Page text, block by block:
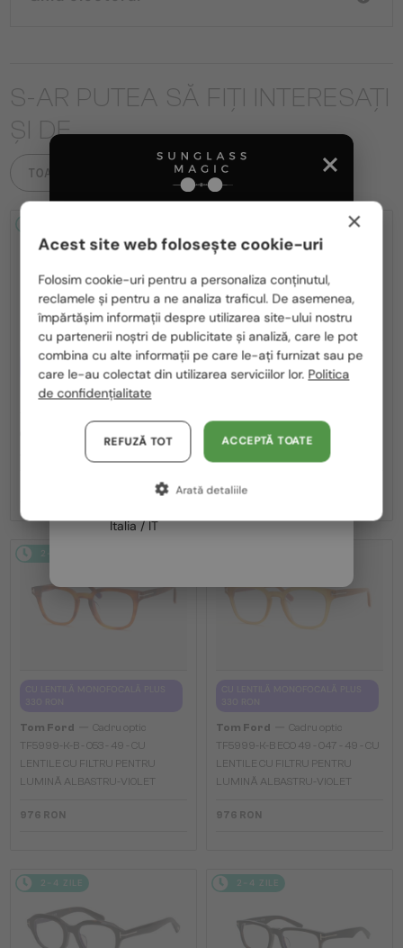
S-AR PUTEA SĂ FIȚI INTERESAȚI
ȘI DE
TOATE PRODUSELE
CU LENTILĂ MONOFOCALĂ PLUS
330 RON
Tom Ford—Cadru optic
CU FILTRU PENTRU LUMINĂ
ALBASTRU-VIOLET
CU LENTILĂ MONOFOCALĂ PLUS
330 RON
LENTILE CU FILTRU PENTRU
LUMINĂ ALBASTRU-VIOLET
976 RON
2-4 ZILE
Tom Ford
Cadru optic
TF5999-K-B - 053 - 49 - CU
LENTILE CU FILTRU PENTRU
LUMINĂ ALBASTRU-VIOLET
976 RON
Tom Ford
Cadru optic
TF5999-K-B ECO 49 - 047 - 49 - CU
LENTILE CU FILTRU PENTRU
LUMINĂ ALBASTRU-VIOLET
976 RON
2-4 ZILE 2-4 ZILE
România / RO
Polska / PL
Magyarország / HU
United Arab Emirates / EN
Austria / AT
Germania / DE
Franța / FR
Italia / IT
×
Acest site web folosește cookie-uri
Folosim cookie-uri pentru a personaliza conținutul,
reclamele și pentru a ne analiza traficul. De asemenea,
împărtășim informații despre utilizarea site-ului nostru
cu partenerii noștri de publicitate și analiză, care le pot
combina cu alte informații pe care le-ați furnizat sau pe
care le-au colectat din utilizarea serviciilor lor. Politica
de confidențialitate
ACCEPTĂ TOATE
REFUZĂ TOT
Arată detaliile